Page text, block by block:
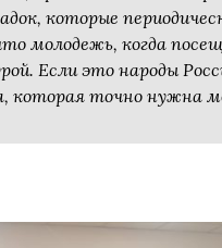
которые
молодежь, когда
Если это народы
точно нужна